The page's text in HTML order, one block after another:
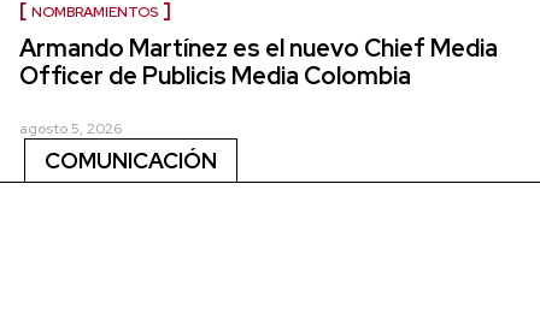
NOMBRAMIENTOS
Armando Martínez es el nuevo Chief Media
Officer de Publicis Media Colombia
agosto 5, 2026
COMUNICACIÓN